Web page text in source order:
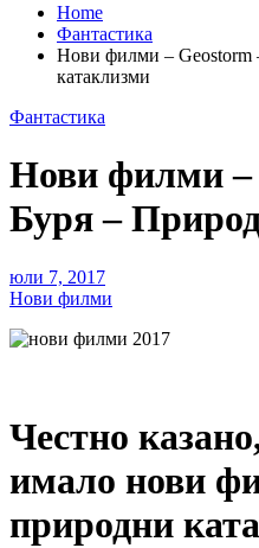
Home
Фантастика
Нови филми – Geostorm
катаклизми
Фантастика
Нови филми –
Буря –
юли 7, 2017
Нови филми
Честно
имало нови
природни